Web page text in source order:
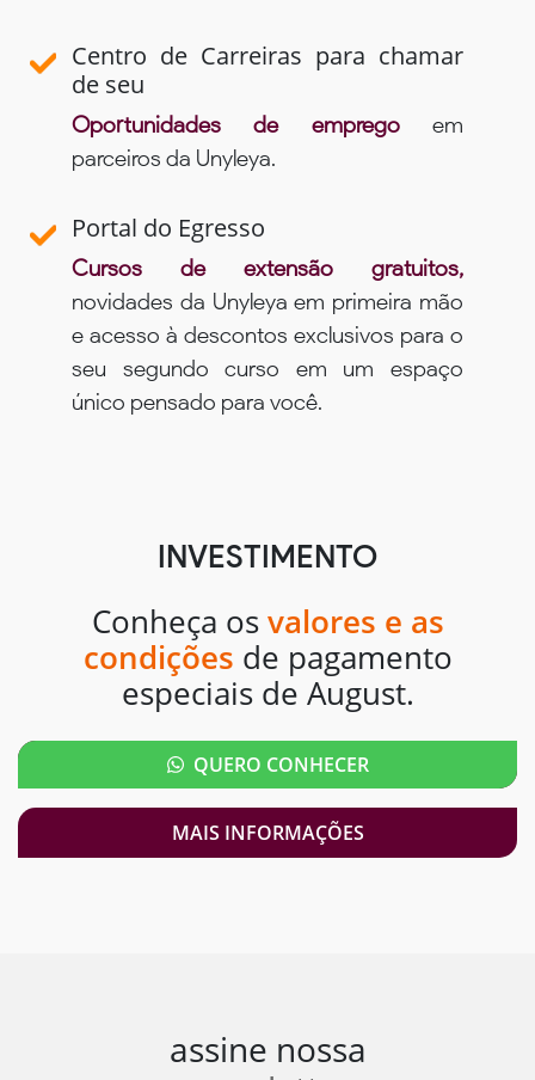
Centro de Carreiras para chamar
de seu
Oportunidades de empregoem
parceiros da Unyleya.
Portal do Egresso
Cursos de extensão gratuitos,
novidades da Unyleya em primeira mão
e acesso à descontos exclusivos para o
seu segundo curso em um espaço
único pensado para você.
INVESTIMENTO
Conheça os valores e as
condições de pagamento
especiais de August.
QUERO CONHECER
MAIS INFORMAÇÕES
assine nossa